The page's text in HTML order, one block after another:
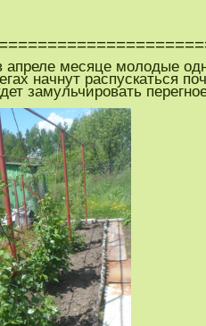
месяце молодые
начнут распускаться
замульчировать